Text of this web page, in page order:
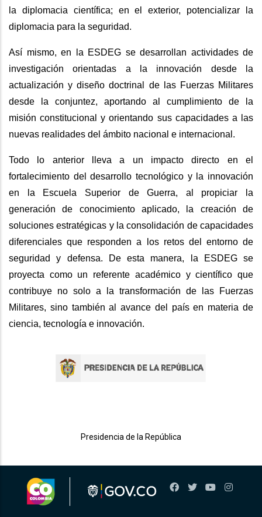
la diplomacia científica; en el exterior, potencializar la
diplomacia para la seguridad.
Así mismo, en la ESDEG se desarrollan actividades de
investigación orientadas a la innovación desde la
actualización y diseño doctrinal de las Fuerzas Militares
desde la conjuntez, aportando al cumplimiento de la
misión constitucional y orientando sus capacidades a las
nuevas realidades del ámbito nacional e internacional.
Todo lo anterior lleva a un impacto directo en el
fortalecimiento del desarrollo tecnológico y la innovación
en la Escuela Superior de Guerra, al propiciar la
generación de conocimiento aplicado, la creación de
soluciones estratégicas y la consolidación de capacidades
diferenciales que responden a los retos del entorno de
seguridad y defensa. De esta manera, la ESDEG se
proyecta como un referente académico y científico que
contribuye no solo a la transformación de las Fuerzas
Militares, sino también al avance del país en materia de
ciencia, tecnología e innovación.
Presidencia de la República